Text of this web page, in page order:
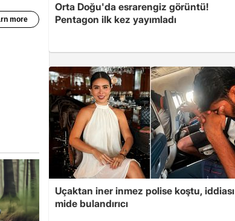
Orta Doğu'da esrarengiz görüntü!
Pentagon ilk kez yayımladı
Uçaktan iner inmez polise koştu, iddiası
mide bulandırıcı